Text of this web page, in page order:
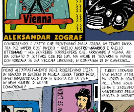
per:
Newsletter
Ita